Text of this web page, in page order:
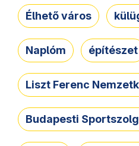
Élhető város
Naplóm építészet
Liszt Ferenc
Budapesti